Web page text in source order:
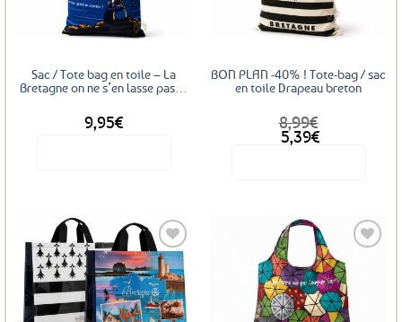
Sac / Tote bag en toile – La
Bretagne on ne s’en lasse pas…
9,95€
BON PLAN -40% ! Tote-bag / sac
en toile Drapeau breton
8,99€
Le
prix
5,39€
Le
prix
Ajouter
aux
favoris
Ajouter
favoris